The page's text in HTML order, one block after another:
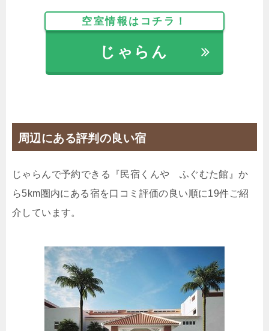
1泊大人1名合計（税込）
4,500円
【選べるお部屋と価格】
28,700円【禁煙】＜ふぐむた館＞ Wi-Fiあ
り 駐車スペース1台／7名様
27,000円【禁煙】＜ふぐむた館＞ Wi-Fiあ
り 駐車スペース1台／6名様
36,900円
41,000円
【禁煙】＜ふぐむた館＞ Wi-Fiあ
り 駐車スペース1台／10名様
32,800円【禁煙】＜ふぐむた館＞ Wi-Fiあ
り 駐車スペース1台／8名様
空室情報はコチラ！
じゃらん
周辺にある評判の良い宿
じゃらんで予約できる『民宿くんや ふぐむた館』か
ら5km圏内にある宿を口コミ評価の良い順に19件ご紹
介しています。